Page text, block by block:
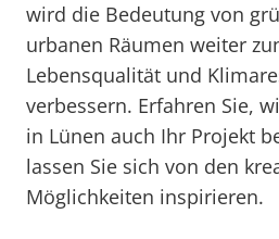
wird die Bedeutung von
urbanen Räumen weiter
Lebensqualität und
verbessern. Erfahren Sie,
in Lünen auch Ihr Projekt
lassen Sie sich von den
Möglichkeiten inspirieren.